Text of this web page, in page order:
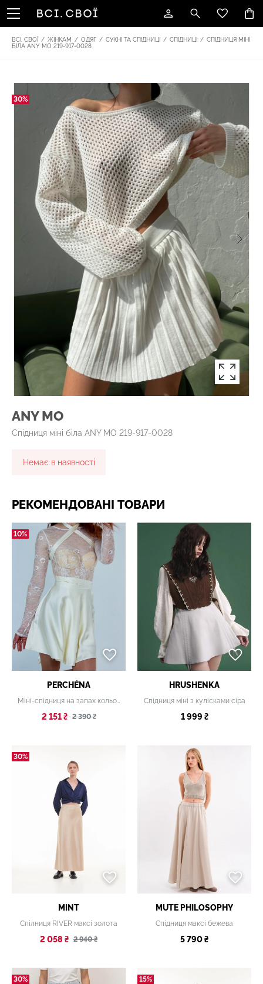
ВСІ. СВОЇ / ЖІНКАМ / ОДЯГ / СУКНІ ТА СПІДНИЦІ / СПІДНИЦІ / СПІДНИЦЯ МІНІ
БІЛА ANY MO 219-917-0028
30%
ANY MO
Спідниця міні біла ANY MO 219-917-0028
Немає в наявності
РЕКОМЕНДОВАНІ ТОВАРИ
10%
PERCHÉNA
Міні-спідниця на запах кольору шампань
2 151 ₴ 2 390 ₴
HRUSHENKA
Спідниця міні з кулісками сіра
1 999 ₴
30%
MINT
Спілниця RIVER максі золота
2 058 ₴ 2 940 ₴
MUTE PHILOSOPHY
Спідниця максі бежева
5 790 ₴
30% 15%